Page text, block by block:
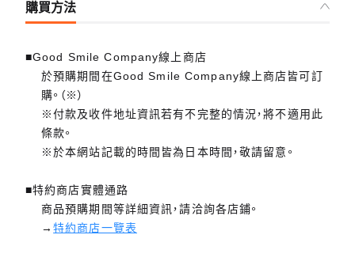
購買方法
■Good Smile Company線上商店
於預購期間在Good Smile Company線上商店皆可訂
購。（※）
※付款及收件地址資訊若有不完整的情況，將不適用此
條款。
※於本網站記載的時間皆為日本時間，敬請留意。
■特約商店實體通路
商品預購期間等詳細資訊，請洽詢各店鋪。
→特約商店一覽表